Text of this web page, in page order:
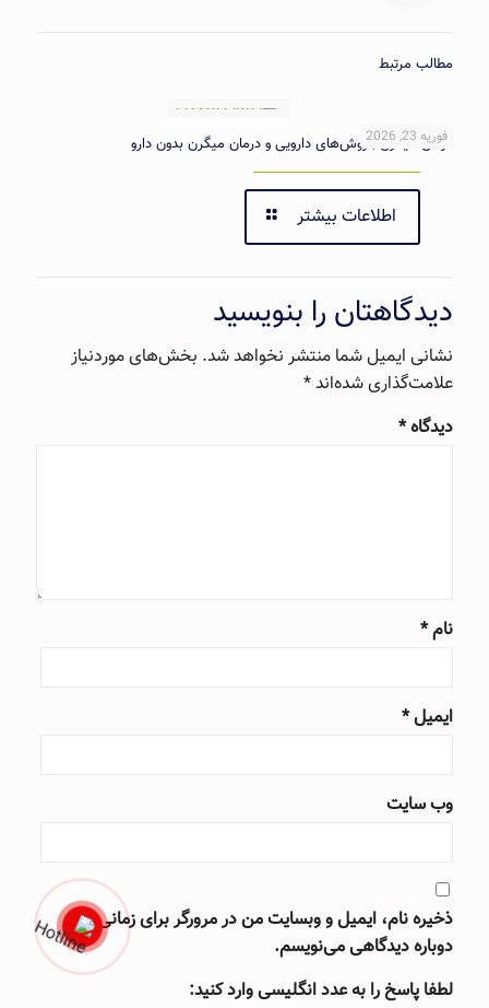
مطالب مرتبط
فوریه 23, 2026
درمان میگرن | روش‌های دارویی و درمان میگرن بدون دارو
اطلاعات بیشتر
دیدگاهتان را بنویسید
نشانی ایمیل شما منتشر نخواهد شد. بخش‌های موردنیاز
علامت‌گذاری شده‌اند*
دیدگاه*
نام*
ایمیل*
وب‌ سایت
ذخیره نام، ایمیل و وبسایت من در مرورگر برای زمانی که
دوباره دیدگاهی می‌نویسم.
لطفا پاسخ را به عدد انگلیسی وارد کنید: